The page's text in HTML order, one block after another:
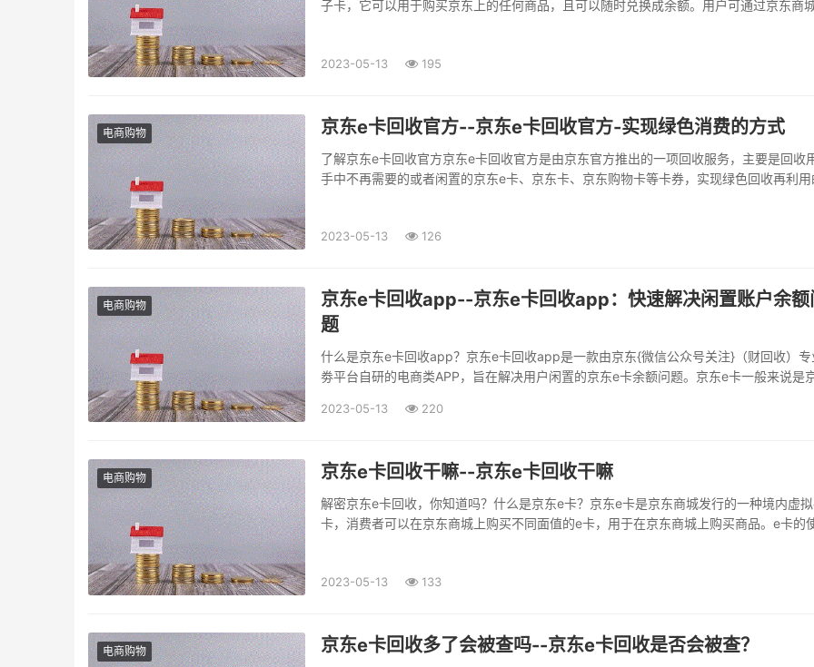
子卡，它可以用于购买京东上的任何商品，且可以随时兑换成余额。用户可通过京东商
8-9折...
2023-05-13 195
电商购物 京东e卡回收官方--京东e卡回收官方-实现绿色消费的方式
了解京东e卡回收官方京东e卡回收官方是由京东官方推出的一项回收服务，主要是回收
手中不再需要的或者闲置的京东e卡、京东卡、京东购物卡等卡券，实现绿色回收再利用
2023-05-13 126
电商购物
京东e卡回收app--京东e卡回收app：快速解决闲置账户余额
题
什么是京东e卡回收app？京东e卡回收app是一款由京东{微信公众号关注}（财回收）专
劵平台自研的电商类APP，旨在解决用户闲置的京东e卡余额问题。京东e卡一般来说是
{微信公众号关注}（财回收）专业卡劵平台会...
2023-05-13 220
电商购物 京东e卡回收干嘛--京东e卡回收干嘛
解密京东e卡回收，你知道吗？什么是京东e卡？京东e卡是京东商城发行的一种境内虚
卡，消费者可以在京东商城上购买不同面值的e卡，用于在京东商城上购买商品。e卡的
款而返还一部分的订单金...
2023-05-13 133
电商购物 京东e卡回收多了会被查吗--京东e卡回收是否会被查？